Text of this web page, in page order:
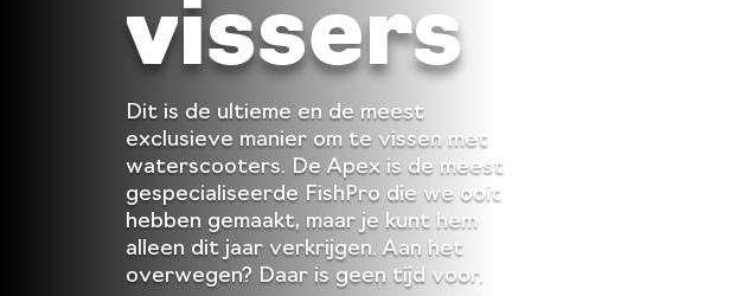
vissers
Dit is de ultieme en de meest
exclusieve manier om te vissen met
waterscooters. De Apex is de meest
gespecialiseerde FishPro die we ooit
hebben gemaakt, maar je kunt hem
alleen dit jaar verkrijgen. Aan het
overwegen? Daar is geen tijd voor.